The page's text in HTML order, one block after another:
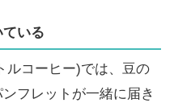
いる
ルコーヒー)では、豆の
フレットが一緒に届き